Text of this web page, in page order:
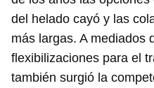
del helado cayó y las
más largas. A mediados
flexibilizaciones para el
también surgió la